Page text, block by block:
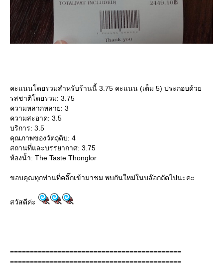
คะแนนโดยรวมสำหรับร้านนี้ 3.75 คะแนน (เต็ม 5) ประกอบด้ว
รสชาติโดยรวม: 3.75
ความหลากหลาย: 3
ความสะอาด: 3.5
บริการ: 3.5
คุณภาพของวัตถุดิบ: 4
สถานที่และบรรยากาศ: 3.75
ห้องน้ำ: The Taste Thonglor
ขอบคุณทุกท่านที่คลิ๊กเข้ามาชม พบกันใหม่ในบล๊อกถัดไปนะคะ
สวัสดีค่ะ
===========================================
===========================================